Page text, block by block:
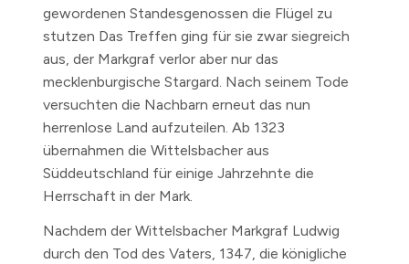
gewordenen Standesgenossen die Flügel zu
stutzen Das Treffen ging für sie zwar siegreich
aus, der Markgraf verlor aber nur das
mecklenburgische Stargard. Nach seinem Tode
versuchten die Nachbarn erneut das nun
herrenlose Land aufzuteilen. Ab 1323
übernahmen die Wittelsbacher aus
Süddeutschland für einige Jahrzehnte die
Herrschaft in der Mark.
Nachdem der Wittelsbacher Markgraf Ludwig
durch den Tod des Vaters, 1347, die königliche